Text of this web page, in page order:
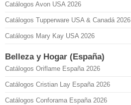
Catálogos Avon USA 2026
Catálogos Tupperware USA & Canadá 2026
Catálogos Mary Kay USA 2026
Belleza y Hogar (España)
Catálogos Oriflame España 2026
Catálogos Cristian Lay España 2026
Catálogos Conforama España 2026